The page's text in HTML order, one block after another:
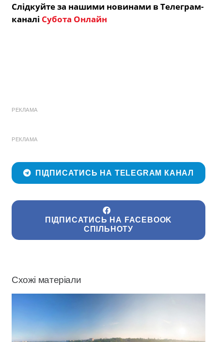
Слідкуйте за нашими новинами в Телеграм-
каналі Субота Онлайн
РЕКЛАМА
РЕКЛАМА
ПІДПИСАТИСЬ НА TELEGRAM КАНАЛ
ПІДПИСАТИСЬ НА FACEBOOK
СПІЛЬНОТУ
Схожі матеріали